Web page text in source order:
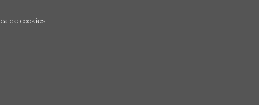
de cookies.